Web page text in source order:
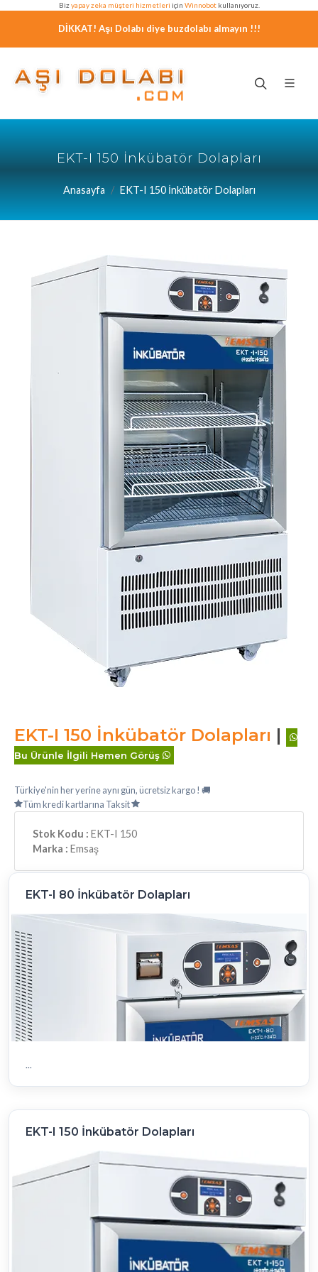
Bizyapay zeka müşteri hizmetleri için Winnobotkullanıyoruz.
DİKKAT! Aşı Dolabı diye buzdolabı almayın !!!
EKT-I 150 İnkübatör Dolapları
Anasayfa EKT-I 150 İnkübatör Dolapları
EKT-I 150 İnkübatör Dolapları |
Bu Ürünle İlgili Hemen Görüş
Türkiye'nin her yerine aynı gün, ücretsiz kargo ! 🚚
Tüm kredi kartlarına Taksit
Stok Kodu : EKT-I 150
Marka : Emsaş
EKT-I 80 İnkübatör Dolapları
...
EKT-I 150 İnkübatör Dolapları